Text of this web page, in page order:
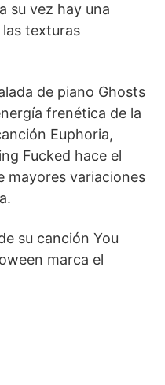
su vez hay una
texturas
de piano Ghosts
frenética de la
Euphoria,
Fucked hace el
mayores variaciones
su canción You
marca el